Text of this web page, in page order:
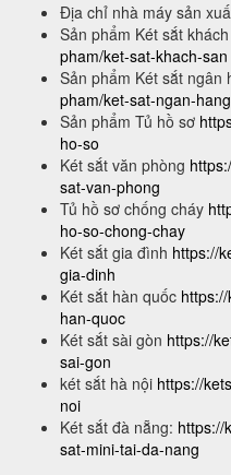
Địa chỉ nhà máy sản
Sản phẩm Két sắt
pham/ket-sat-khach-san
Sản phẩm Két sắt ngân
pham/ket-sat-ngan-
Sản phẩm Tủ hồ sơ
ho-so
Két sắt văn phòng
sat-van-phong
Tủ hồ sơ chống cháy
ho-so-chong-chay
Két sắt gia đình https://
gia-dinh
Két sắt hàn quốc
han-quoc
Két sắt sài gòn https://
sai-gon
két sắt hà nội https://
noi
Két sắt đà nẵng: https://
sat-mini-tai-da-nang